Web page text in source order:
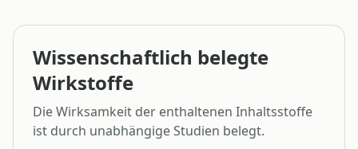
Wissenschaftlich belegte
Wirkstoffe
Die Wirksamkeit der enthaltenen Inhaltsstoffe
ist durch unabhängige Studien belegt.